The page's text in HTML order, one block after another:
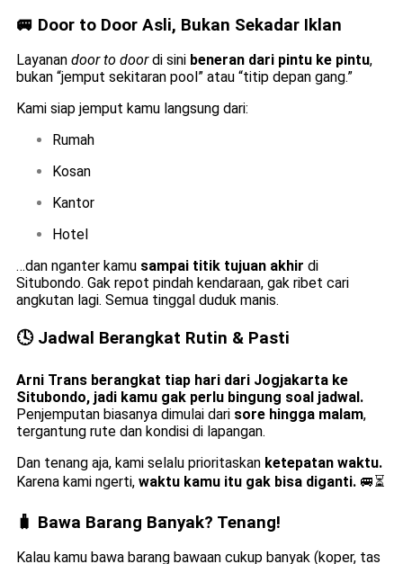
🚐 Door to Door Asli, Bukan Sekadar Iklan
Layanan door to doordi sini beneran dari pintu ke pintu,
bukan “jemput sekitaran pool” atau “titip depan gang.”
Kami siap jemput kamu langsung dari:
Rumah
Kosan
Kantor
Hotel
…dan nganter kamu sampai titik tujuan akhir di
Situbondo. Gak repot pindah kendaraan, gak ribet cari
angkutan lagi. Semua tinggal duduk manis.
🕓 Jadwal Berangkat Rutin & Pasti
Arni Trans berangkat tiap hari dari Jogjakarta ke
Situbondo, jadi kamu gak perlu bingung soal jadwal.
Penjemputan biasanya dimulai dari sore hingga malam,
tergantung rute dan kondisi di lapangan.
Dan tenang aja, kami selalu prioritaskan ketepatan waktu.
Karena kami ngerti, waktu kamu itu gak bisa diganti. 🚐⏳
🧳 Bawa Barang Banyak? Tenang!
Kalau kamu bawa barang bawaan cukup banyak (koper, tas